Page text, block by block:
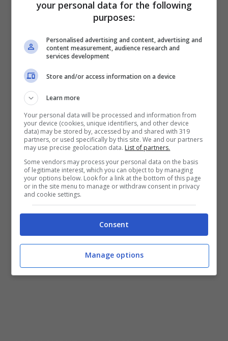
Dovrebbero essere tuttavia 48 ore) oppure se
Riunire tutte queste possibilità in un unico
certificato, però, richiederebbe la creazione
di una piattaforma ad hoc. Poiché il
intende rendere
vaccinale al più presto possibile, dunque, il
progetto potrebbe concretizzarsi con il
mostrare direttamente isingoli certificati
tampone, del medico oppure dell’hub
all’aeroporto o agli ingressi degli impianti.
your personal data for the following
purposes:
Personalised advertising and content, advertising and
content measurement, audience research and
services development
Store and/or access information on a device
Learn more
Your personal data will be processed and information from
your device (cookies, unique identifiers, and other device
data) may be stored by, accessed by and shared with 319
partners, or used specifically by this site. We and our partners
may use precise geolocation data. List of partners.
Some vendors may process your personal data on the basis
of legitimate interest, which you can object to by managing
your options below. Look for a link at the bottom of this page
or in the site menu to manage or withdraw consent in privacy
and cookie settings.
Consent
Manage options